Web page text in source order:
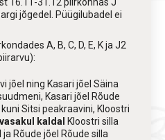
jõgedel. Püügilubadel ei
A, B, C, D, E, K ja J2
jõel ning Kasari jõel Säina
Kasari jõel Rõude
Sitsi peakraavini, Kloostri
vasakul kaldal
Kloostri silla
Rõude jõel Rõude silla